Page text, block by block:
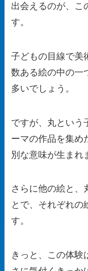
出会えるのが、こ
す。
子どもの目線で美
数ある絵の中の一
多いでしょう。
ですが、丸という
ーマの作品を集め
別な意味が生まれ
さらに他の絵と、
とで、それぞれの
す。
きっと、この体験